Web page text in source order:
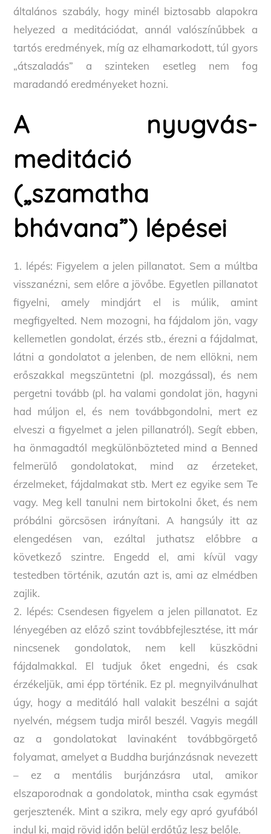
általános szabály, hogy minél biztosabb alapokra
helyezed a meditációdat, annál valószínűbbek a
tartós eredmények, míg az elhamarkodott, túl gyors
„átszaladás” a szinteken esetleg nem fog
maradandó eredményeket hozni.
A nyugvás-
meditáció
(„szamatha
bhávana”) lépései
1. lépés: Figyelem a jelen pillanatot. Sem a múltba
visszanézni, sem előre a jövőbe. Egyetlen pillanatot
figyelni, amely mindjárt el is múlik, amint
megfigyelted. Nem mozogni, ha fájdalom jön, vagy
kellemetlen gondolat, érzés stb., érezni a fájdalmat,
látni a gondolatot a jelenben, de nem ellökni, nem
erőszakkal megszüntetni (pl. mozgással), és nem
pergetni tovább (pl. ha valami gondolat jön, hagyni
had múljon el, és nem továbbgondolni, mert ez
elveszi a figyelmet a jelen pillanatról). Segít ebben,
ha önmagadtól megkülönbözteted mind a Benned
felmerülő gondolatokat, mind az érzeteket,
érzelmeket, fájdalmakat stb. Mert ez egyike sem Te
vagy. Meg kell tanulni nem birtokolni őket, és nem
próbálni görcsösen irányítani. A hangsúly itt az
elengedésen van, ezáltal juthatsz előbbre a
következő szintre. Engedd el, ami kívül vagy
testedben történik, azután azt is, ami az elmédben
zajlik.
2. lépés: Csendesen figyelem a jelen pillanatot. Ez
lényegében az előző szint továbbfejlesztése, itt már
nincsenek gondolatok, nem kell küszködni
fájdalmakkal. El tudjuk őket engedni, és csak
érzékeljük, ami épp történik. Ez pl. megnyilvánulhat
úgy, hogy a meditáló hall valakit beszélni a saját
nyelvén, mégsem tudja miről beszél. Vagyis megáll
az a gondolatokat lavinaként továbbgörgető
folyamat, amelyet a Buddha burjánzásnak nevezett
– ez a mentális burjánzásra utal, amikor
elszaporodnak a gondolatok, mintha csak egymást
gerjesztenék. Mint a szikra, mely egy apró gyufából
indul ki, majd rövid időn belül erdőtűz lesz belőle.